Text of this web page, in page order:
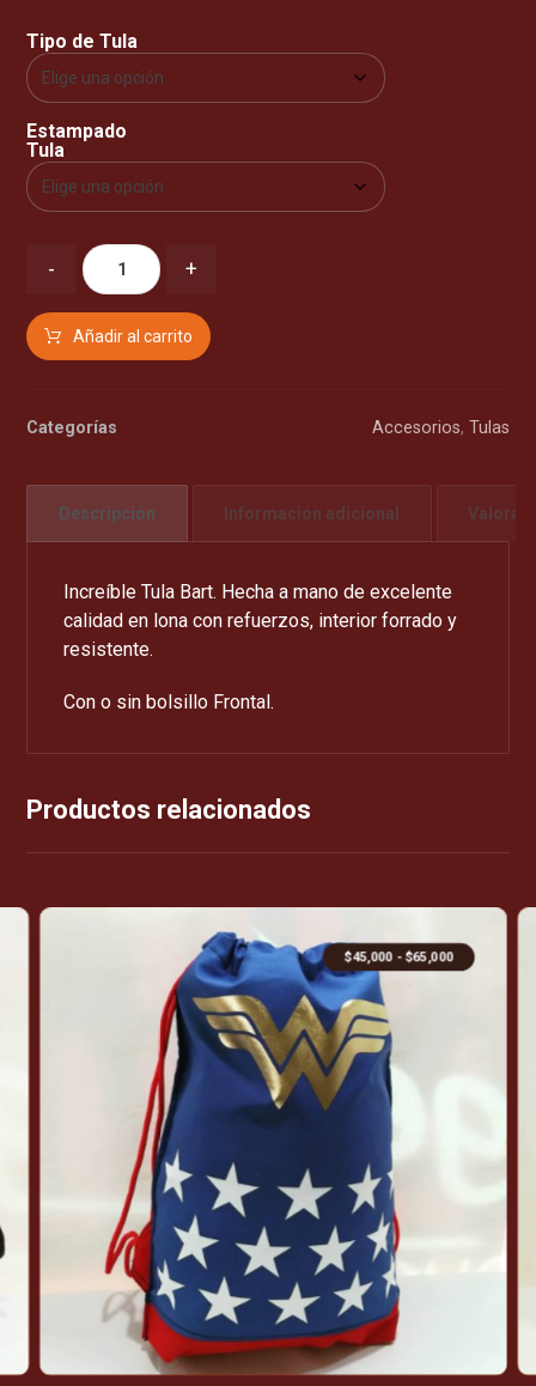
Tipo de Tula
Estampado
Tula
- +
Añadir al carrito
Categorías Accesorios, Tulas
Descripción Información adicional
Increíble Tula Bart. Hecha a mano de excelente
calidad en lona con refuerzos, interior forrado y
resistente.
Con o sin bolsillo Frontal.
Productos relacionados
$45,000 - $65,000